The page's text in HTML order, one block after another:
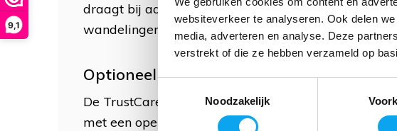
websiteverkeer te analyseren. Ook delen
media, adverteren en analyse. Deze
verstrekt of die ze hebben verzameld op
Noodzakelijk
9,1
draagt bij aan prettig en ontspannen gebruik, ook
wandelingen.
Optioneel verkrijgbare accessoires
De TrustCare Let’s Move lichtgewicht rollator wordt
met een open boodschappentas. Wilt u de rollator